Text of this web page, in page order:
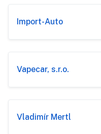
Import-Auto
Vapecar, s.r.o.
Vladimír Mertl